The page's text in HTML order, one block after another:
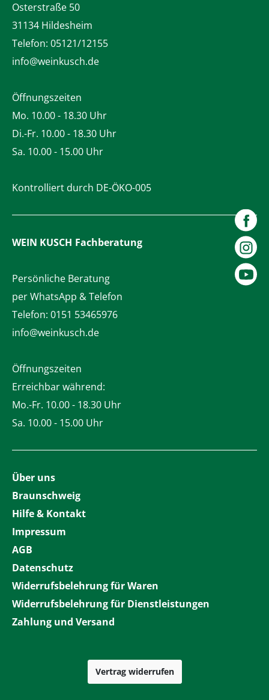
Osterstraße 50
31134 Hildesheim
Telefon: 05121/12155
info@weinkusch.de
Öffnungszeiten
Mo. 10.00 - 18.30 Uhr
Di.-Fr. 10.00 - 18.30 Uhr
Sa. 10.00 - 15.00 Uhr
Kontrolliert durch DE-ÖKO-005
WEIN KUSCH Fachberatung
Persönliche Beratung
per WhatsApp & Telefon
Telefon: 0151 53465976
info@weinkusch.de
Öffnungszeiten
Erreichbar während:
Mo.-Fr. 10.00 - 18.30 Uhr
Sa. 10.00 - 15.00 Uhr
Über uns
Braunschweig
Hilfe & Kontakt
Impressum
AGB
Datenschutz
Widerrufsbelehrung für Waren
Widerrufsbelehrung für Dienstleistungen
Zahlung und Versand
Vertrag widerrufen